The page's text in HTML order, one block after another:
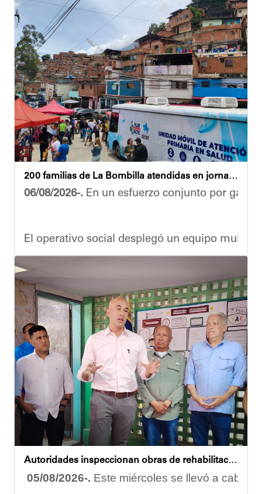
200 familias de La Bombilla atendidas en jornada integral
06/08/2026-. En un esfuerzo conjunto por
El operativo social desplegó un equipo
Durante la actividad, los asistentes contaron
Eudicis Viva, habitante de la comunidad y
Esta iniciativa se enmarca en la política social
Oskarina Rosso
Autoridades inspeccionan obras de rehabilitación en la U.E.N. José Antonio Calcaño en Caucagüita
05/08/2026-. Este miércoles se llevó a cabo